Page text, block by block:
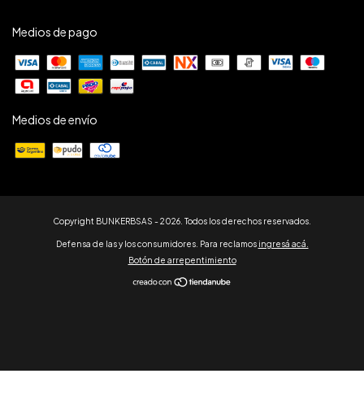
Medios de pago
Medios de envío
Copyright BUNKERBSAS - 2026. Todos los derechos reservados.
Defensa de las y los consumidores. Para reclamos ingresá acá.
Botón de arrepentimiento